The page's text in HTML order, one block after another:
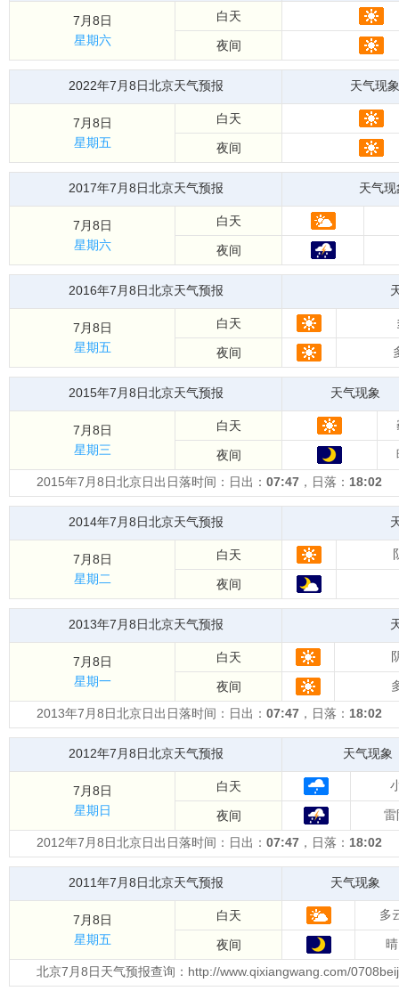
7月8日
星期六
白天
夜间
2022年7月8日北京天气预报 天气现象
7月8日
星期五
白天
夜间
2017年7月8日北京天气预报 天气现
7月8日
星期六
白天
夜间
2016年7月8日北京天气预报
7月8日
星期五
白天
夜间
2015年7月8日北京天气预报 天气现象
7月8日
星期三
白天
夜间
2015年7月8日北京日出日落时间：日出： 07:47 ，日落： 18:02
2014年7月8日北京天气预报
7月8日
星期二
白天
夜间
2013年7月8日北京天气预报
7月8日
星期一
白天
夜间
2013年7月8日北京日出日落时间：日出： 07:47 ，日落： 18:02
2012年7月8日北京天气预报 天气现象
7月8日
星期日
白天
夜间
雷
2012年7月8日北京日出日落时间：日出： 07:47 ，日落： 18:02
2011年7月8日北京天气预报 天气现象
7月8日
星期五
白天 多
夜间
晴
北京7月8日天气预报查询：http://www.qixiangwang.com/